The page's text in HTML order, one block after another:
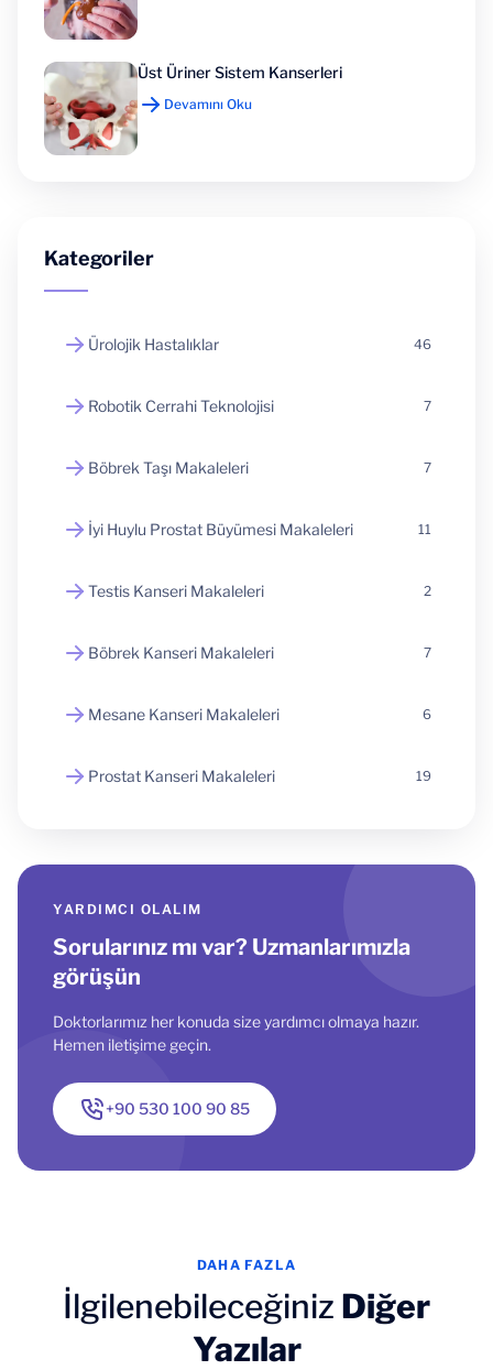
Üst Üriner Sistem Kanserleri
Devamını Oku
Kategoriler
Ürolojik Hastalıklar 46
Robotik Cerrahi Teknolojisi 7
Böbrek Taşı Makaleleri 7
İyi Huylu Prostat Büyümesi Makaleleri 11
Testis Kanseri Makaleleri 2
Böbrek Kanseri Makaleleri 7
Mesane Kanseri Makaleleri 6
Prostat Kanseri Makaleleri 19
YARDIMCI OLALIM
Sorularınız mı var? Uzmanlarımızla
görüşün
Doktorlarımız her konuda size yardımcı olmaya hazır.
Hemen iletişime geçin.
+90 530 100 90 85
DAHA FAZLA
İlgilenebileceğiniz Diğer
Yazılar